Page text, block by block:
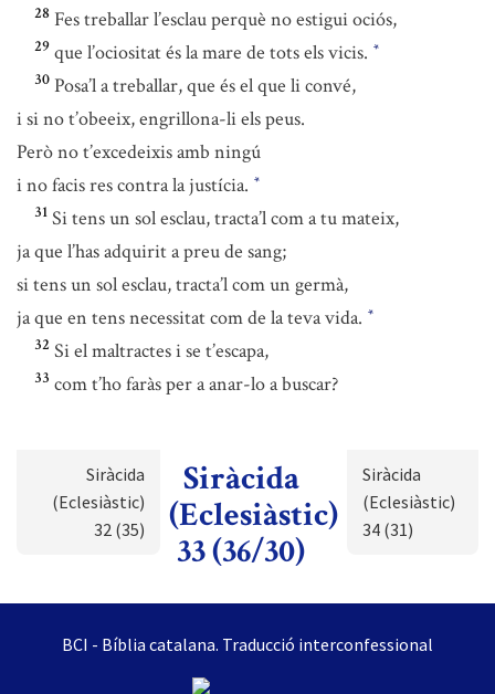
28 Fes treballar l’esclau perquè no estigui ociós,
29 que l’ociositat és la mare de tots els vicis. *
30 Posa’l a treballar, que és el que li convé,
i si no t’obeeix, engrillona-li els peus.
Però no t’excedeixis amb ningú
i no facis res contra la justícia. *
31 Si tens un sol esclau, tracta’l com a tu mateix,
ja que l’has adquirit a preu de sang;
si tens un sol esclau, tracta’l com un germà,
ja que en tens necessitat com de la teva vida. *
32 Si el maltractes i se t’escapa,
33 com t’ho faràs per a anar-lo a buscar?
Siràcida
(Eclesiàstic)
32 (35)
Siràcida
(Eclesiàstic)
33 (36/30)
Siràcida
(Eclesiàstic)
34 (31)
BCI - Bíblia catalana. Traducció interconfessional